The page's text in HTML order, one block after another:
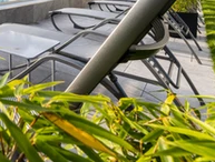
Wellness weltweit